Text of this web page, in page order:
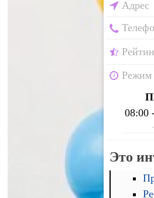
Адрес
Режим
08:00
-
Это